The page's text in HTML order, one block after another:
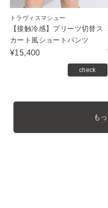
トラヴィスマシュー
【接触冷感】プリーツ切替ス
カート風ショートパンツ
¥15,400
check
も